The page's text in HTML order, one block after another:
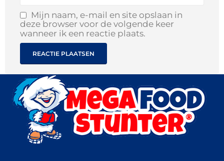
Mijn naam, e-mail en site opslaan in
deze browser voor de volgende keer
wanneer ik een reactie plaats.